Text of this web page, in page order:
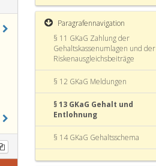
Paragrafennavigation
§ 11 GKaG Zahlung der
Gehaltskassenumlagen und der
Riskenausgleichsbeiträge
§ 12 GKaG Meldungen
§ 13 GKaG Gehalt und
Entlohnung
§ 14 GKaG Gehaltsschema
§ 15 GKaG Dienstausmaß